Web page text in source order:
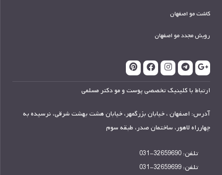
کاشت مو اصفهان
رویش مجدد مو اصفهان
ارتباط با کلینیک تخصصی پوست و مو دکتر مسلمی
آدرس: اصفهان ، خیابان بزرگمهر، خیابان هشت بهشت شرقی، نرسیده به
چهارراه لاهور، ساختمان صدر، طبقه سوم
تلفن: 32659690-031
تلفن: 32659699-031